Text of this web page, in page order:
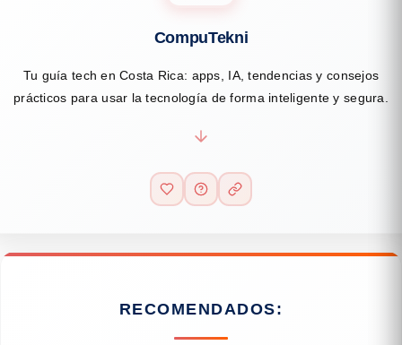
CompuTekni
Tu guía tech en Costa Rica: apps, IA, tendencias y consejos
prácticos para usar la tecnología de forma inteligente y segura.
RECOMENDADOS: